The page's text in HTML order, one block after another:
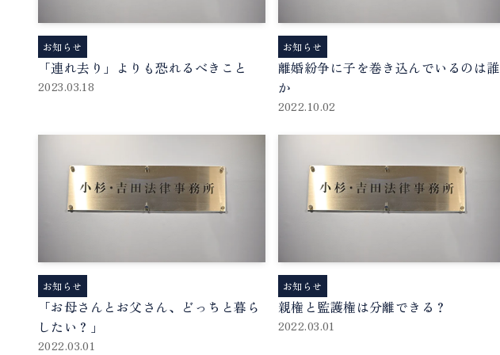
「連れ去り」よりも恐れるべきこと
2023.03.18
お知らせ
離婚紛争に子を巻き込んでいるのは誰
か
2022.10.02
お知らせ
「お母さんとお父さん、どっちと暮ら
したい？」
2022.03.01
お知らせ
親権と監護権は分離できる？
2022.03.01
お知らせ